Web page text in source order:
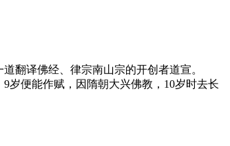
翻译佛经、律宗南山宗的开创者道宣。
便能作赋，因隋朝大兴佛教，10岁时去长